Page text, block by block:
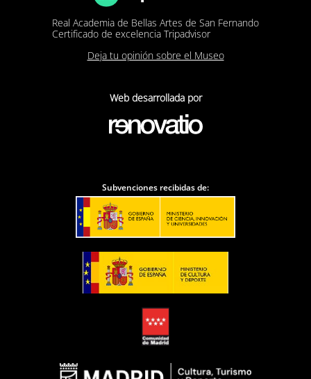
Real Academia de Bellas Artes de San Fernando
Certificado de excelencia Tripadvisor
Deja tu opinión sobre el Museo
Web desarrollada por
Subvenciones recibidas de: